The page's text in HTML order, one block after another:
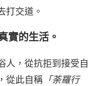
打交道。
實的生活。
人，從抗拒到接受自
從此自稱 「荼羅行